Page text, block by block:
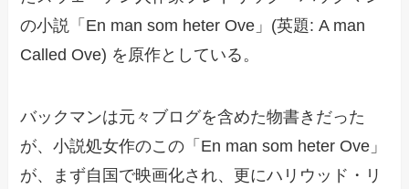
の小説「En man som heter Ove」(英題: A man
Called Ove) を原作としている。
バックマンは元々ブログを含めた物書きだった
が、小説処女作のこの「En man som heter Ove」
が、まず自国で映画化され、更にハリウッド・リ